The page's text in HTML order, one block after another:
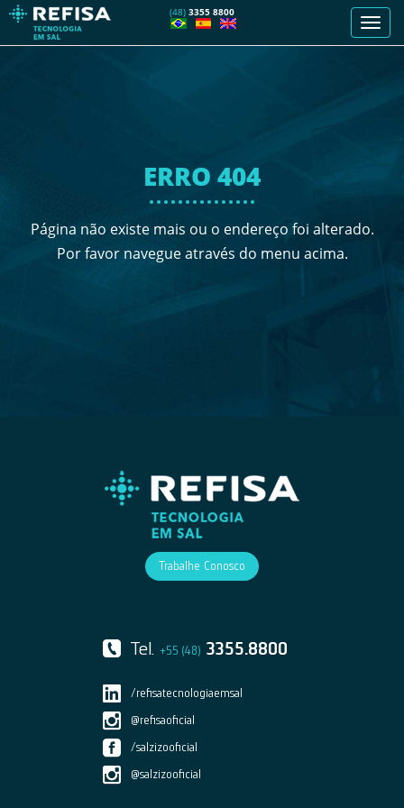
(48) 3355 8800
de
ERRO 404
Página não existe mais ou o endereço foi alterado.
Por favor navegue através do menu acima.
Trabalhe Conosco
Tel. +55 (48) 3355.8800
/refisatecnologiaemsal
@refisaoficial
/salzizooficial
@salzizooficial